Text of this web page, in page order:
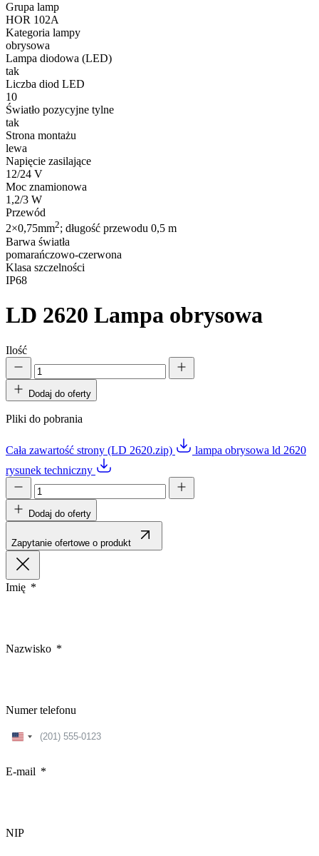
Grupa lamp
HOR 102A
Kategoria lampy
obrysowa
Lampa diodowa (LED)
tak
Liczba diod LED
10
Światło pozycyjne tylne
tak
Strona montażu
lewa
Napięcie zasilające
12/24 V
Moc znamionowa
1,2/3 W
Przewód
2×0,75mm2; długość przewodu 0,5 m
Barwa światła
pomarańczowo-czerwona
Klasa szczelności
IP68
LD 2620 Lampa obrysowa
Ilość
Dodaj do oferty
Pliki do pobrania
Cała zawartość strony (LD 2620.zip)
lampa obrysowa ld 2620
rysunek techniczny
Dodaj do oferty
Zapytanie ofertowe o produkt
Imię
Nazwisko
Numer telefonu
United
E-mail
NIP